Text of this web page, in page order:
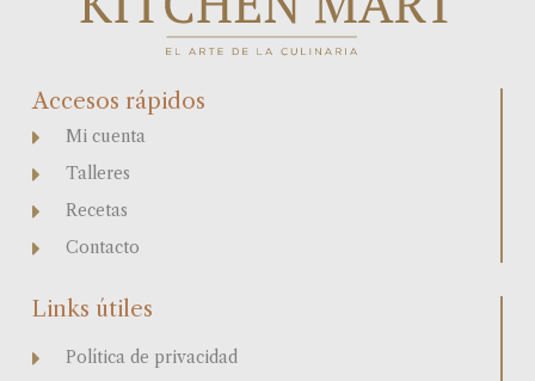
Accesos rápidos
Mi cuenta
Talleres
Recetas
Contacto
Links útiles
Política de privacidad